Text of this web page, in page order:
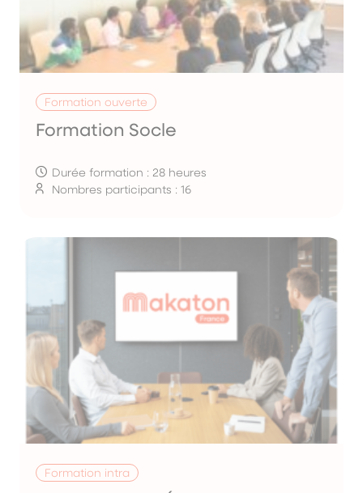
Formation ouverte
Formation Socle
Durée formation : 28 heures
Nombres participants : 16
Formation intra